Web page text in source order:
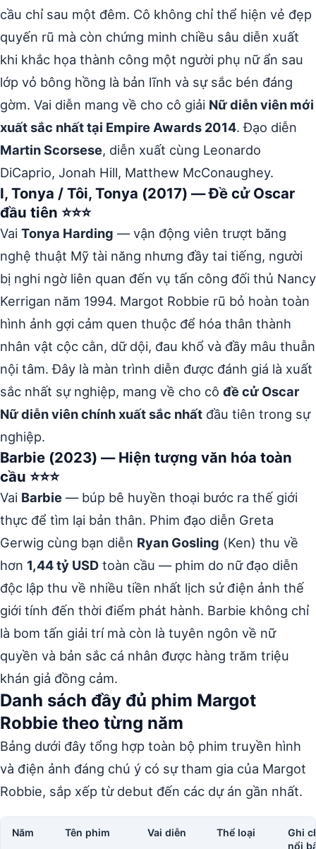
cầu chỉ sau một đêm. Cô không chỉ thể hiện vẻ đẹp
quyến rũ mà còn chứng minh chiều sâu diễn xuất
khi khắc họa thành công một người phụ nữ ẩn sau
lớp vỏ bông hồng là bản lĩnh và sự sắc bén đáng
gờm. Vai diễn mang về cho cô giải Nữ diễn viên mới
xuất sắc nhất tại Empire Awards 2014. Đạo diễn
Martin Scorsese, diễn xuất cùng Leonardo
DiCaprio, Jonah Hill, Matthew McConaughey.
I, Tonya / Tôi, Tonya (2017) — Đề cử Oscar
đầu tiên ⭐⭐⭐
Vai Tonya Harding — vận động viên trượt băng
nghệ thuật Mỹ tài năng nhưng đầy tai tiếng, người
bị nghi ngờ liên quan đến vụ tấn công đối thủ Nancy
Kerrigan năm 1994. Margot Robbie rũ bỏ hoàn toàn
hình ảnh gợi cảm quen thuộc để hóa thân thành
nhân vật cộc cằn, dữ dội, đau khổ và đầy mâu thuẫn
nội tâm. Đây là màn trình diễn được đánh giá là xuất
sắc nhất sự nghiệp, mang về cho cô đề cử Oscar
Nữ diễn viên chính xuất sắc nhất đầu tiên trong sự
nghiệp.
Barbie (2023) — Hiện tượng văn hóa toàn
cầu ⭐⭐⭐
Vai Barbie — búp bê huyền thoại bước ra thế giới
thực để tìm lại bản thân. Phim đạo diễn Greta
Gerwig cùng bạn diễn Ryan Gosling (Ken) thu về
hơn 1,44 tỷ USD toàn cầu — phim do nữ đạo diễn
độc lập thu về nhiều tiền nhất lịch sử điện ảnh thế
giới tính đến thời điểm phát hành. Barbie không chỉ
là bom tấn giải trí mà còn là tuyên ngôn về nữ
quyền và bản sắc cá nhân được hàng trăm triệu
khán giả đồng cảm.
Danh sách đầy đủ phim Margot
Robbie theo từng năm
Bảng dưới đây tổng hợp toàn bộ phim truyền hình
và điện ảnh đáng chú ý có sự tham gia của Margot
Robbie, sắp xếp từ debut đến các dự án gần nhất.
Năm Tên phim Vai diễn Thể loại
Ghi
nổi